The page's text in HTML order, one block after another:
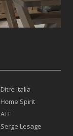
Ditre Italia
Home Spirit
ALF
Serge Lesage